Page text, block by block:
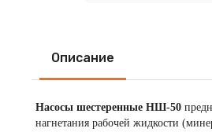
Описание
Насосы шестеренные НШ-50
нагнетания рабочей жидкости